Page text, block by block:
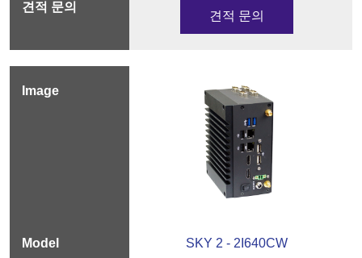
견적 문의
SKY 2 - 2I640CW